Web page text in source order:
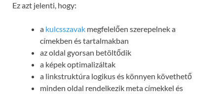
Ez azt jelenti, hogy:
a kulcsszavak megfelelően szerepelnek a
címekben és tartalmakban
az oldal gyorsan betöltődik
a képek optimalizáltak
a linkstruktúra logikus és könnyen követhető
minden oldal rendelkezik meta címekkel és